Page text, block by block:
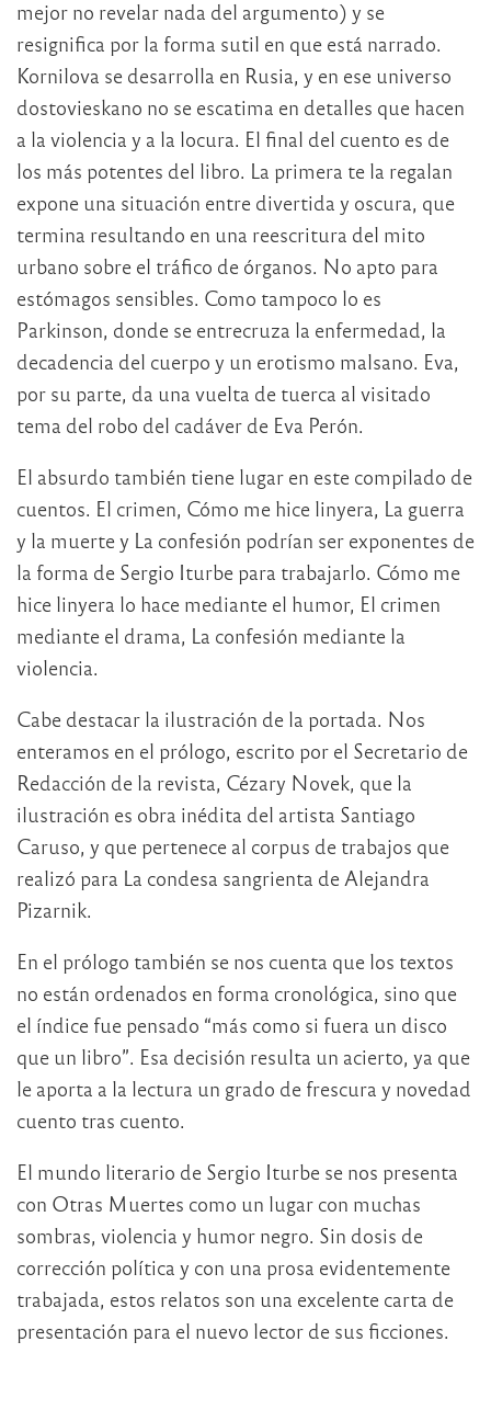
mejor no revelar nada del argumento) y se
resignifica por la forma sutil en que está narrado.
Kornilova se desarrolla en Rusia, y en ese universo
dostovieskano no se escatima en detalles que hacen
a la violencia y a la locura. El final del cuento es de
los más potentes del libro. La primera te la regalan
expone una situación entre divertida y oscura, que
termina resultando en una reescritura del mito
urbano sobre el tráfico de órganos. No apto para
estómagos sensibles. Como tampoco lo es
Parkinson, donde se entrecruza la enfermedad, la
decadencia del cuerpo y un erotismo malsano. Eva,
por su parte, da una vuelta de tuerca al visitado
tema del robo del cadáver de Eva Perón.
El absurdo también tiene lugar en este compilado de
cuentos. El crimen, Cómo me hice linyera, La guerra
y la muerte y La confesión podrían ser exponentes de
la forma de Sergio Iturbe para trabajarlo. Cómo me
hice linyera lo hace mediante el humor, El crimen
mediante el drama, La confesión mediante la
violencia.
Cabe destacar la ilustración de la portada. Nos
enteramos en el prólogo, escrito por el Secretario de
Redacción de la revista, Cézary Novek, que la
ilustración es obra inédita del artista Santiago
Caruso, y que pertenece al corpus de trabajos que
realizó para La condesa sangrienta de Alejandra
Pizarnik.
En el prólogo también se nos cuenta que los textos
no están ordenados en forma cronológica, sino que
el índice fue pensado “más como si fuera un disco
que un libro”. Esa decisión resulta un acierto, ya que
le aporta a la lectura un grado de frescura y novedad
cuento tras cuento.
El mundo literario de Sergio Iturbe se nos presenta
con Otras Muertes como un lugar con muchas
sombras, violencia y humor negro. Sin dosis de
corrección política y con una prosa evidentemente
trabajada, estos relatos son una excelente carta de
presentación para el nuevo lector de sus ficciones.